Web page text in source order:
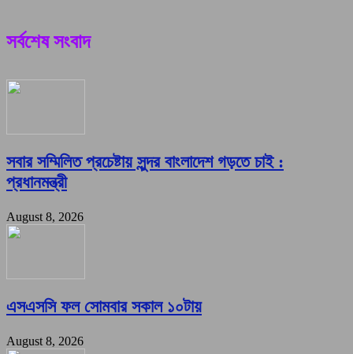
সর্বশেষ সংবাদ
সবার সম্মিলিত প্রচেষ্টায় সুন্দর বাংলাদেশ গড়তে চাই :
প্রধানমন্ত্রী
August 8, 2026
এসএসসি ফল সোমবার সকাল ১০টায়
August 8, 2026